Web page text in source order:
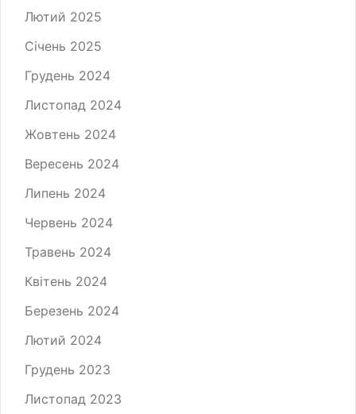
Лютий 2025
Січень 2025
Грудень 2024
Листопад 2024
Жовтень 2024
Вересень 2024
Липень 2024
Червень 2024
Травень 2024
Квітень 2024
Березень 2024
Лютий 2024
Грудень 2023
Листопад 2023